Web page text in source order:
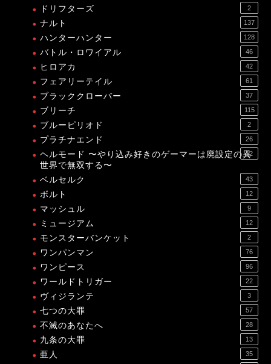
ドリフターズ 2
ナルト 137
ハンターハンター 128
バトル・ロワイアル 46
ヒロアカ 42
フェアリーテイル 61
ブラッククローバー 37
ブリーチ 115
ブルーピリオド 2
プラチナエンド 26
ヘルモード 〜やり込み好きのゲーマーは廃設定の異
世界で無双する〜
12
ベルセルク 43
ボルト 12
マッシュル 9
ミュージアム 12
モンスターバンケット 2
ワンパンマン 76
ワンピース 96
ワールドトリガー 22
ヴィジランテ 3
七つの大罪 57
不滅のあなたへ 28
九条の大罪 13
亜人 35